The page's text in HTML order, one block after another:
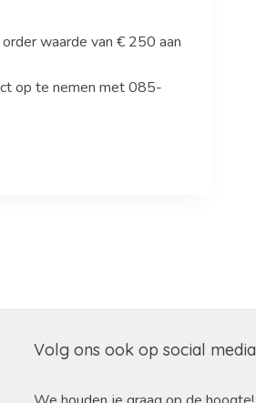
waarde van € 250 aan
op te nemen met 085-
Volg ons ook op social media